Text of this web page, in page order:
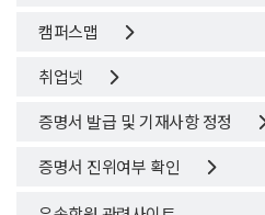
캠퍼스맵
취업넷
증명서 발급 및 기재사항 정정
증명서 진위여부 확인